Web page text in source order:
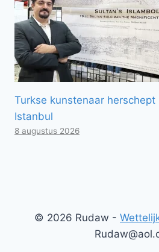
Turkse kunstenaar
Istanbul
8 augustus 2026
© 2026 Rudaw -